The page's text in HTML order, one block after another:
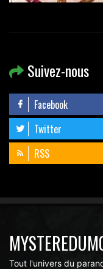
Suivez-nous
Facebook
Twitter
RSS
Tout l'univers du